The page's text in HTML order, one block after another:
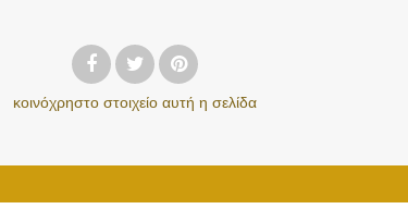
κοινόχρηστο στοιχείο αυτή η σελίδα